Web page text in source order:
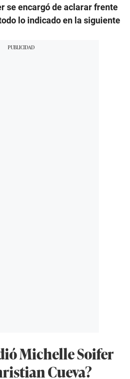
se encargó de aclarar frente
lo indicado en la siguiente
Michelle Soifer
Cueva?